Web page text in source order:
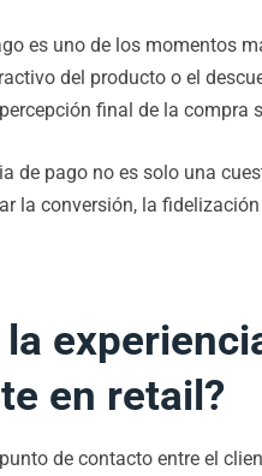
es uno de los momentos
del producto o el
final de la compra
de pago no es solo una
la conversión, la
en retail?
de contacto entre el